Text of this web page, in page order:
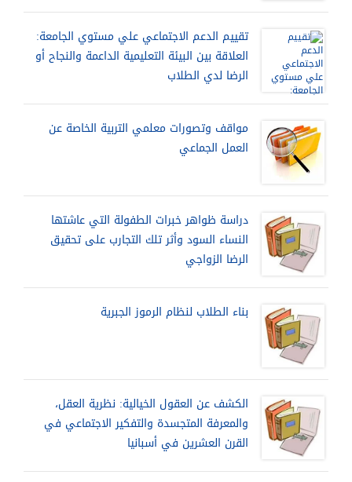
تقييم الدعم الاجتماعي علي مستوي الجامعة:
العلاقة بين البيئة التعليمية الداعمة والنجاح أو
الرضا لدي الطلاب
مواقف وتصورات معلمي التربية الخاصة عن
العمل الجماعي
دراسة ظواهر خبرات الطفولة التي عاشتها
النساء السود وأثر تلك التجارب على تحقيق
الرضا الزواجي
بناء الطلاب لنظام الرموز الجبرية
الكشف عن العقول الخيالية: نظرية العقل،
والمعرفة المتجسدة والتفكير الاجتماعي في
القرن العشرين في أسبانيا